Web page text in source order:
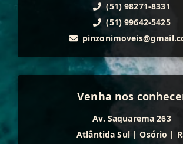
(51) 98271-8331
(51) 99642-5425
Venha nos
Av. Saquarema 263
Atlântida Sul | Osório |